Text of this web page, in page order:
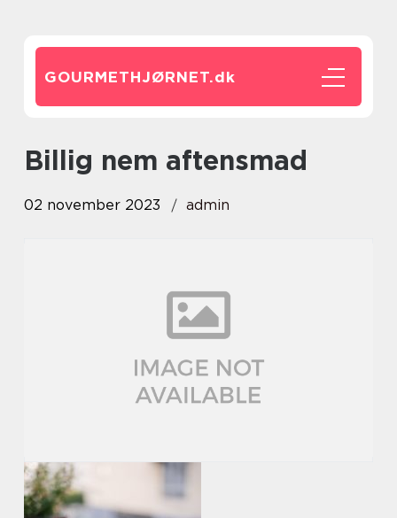
GOURMETHJØRNET.dk
billig nem aftensmad
02 november 2023 admin